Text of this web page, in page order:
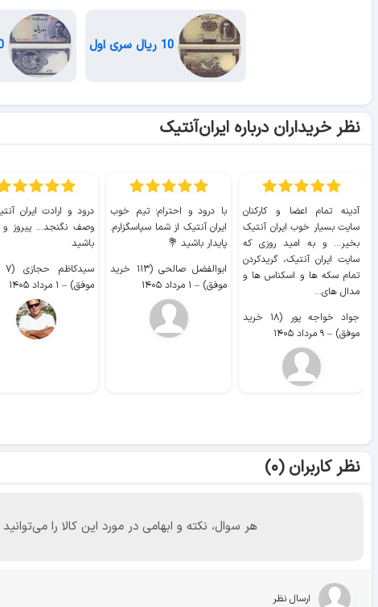
10 ریال سری اول 10 ریال سری سوم
نظر خریداران درباره ایران‌آنتیک
آدینه تمام اعضا و کارکنان
سایت بسیار خوب ايران آنتیک
بخیر... و به امید روزی که
سایت ايران آنتیک، گریدکردن
تمام سکه ها و اسکناس ها و
مدال های...
جواد خواجه پور (۱۸ خرید
موفق) – ۹ مرداد ۱۴۰۵
با درود و احترام؛ تیم خوب
ایران آنتیک از شما سپاسگزارم.
پایدار باشید 💐
ابوالفضل صالحی (۱۱۳ خرید
موفق) – ۱ مرداد ۱۴۰۵
درود و ارادت ایران
وصف نگنجد... پیروز و
باشید
موفق) – ۱ مرداد ۱۴۰۵
نظر کاربران (۰)
هر سوال، نکته و ابهامی در مورد این کالا را
ارسال نظر